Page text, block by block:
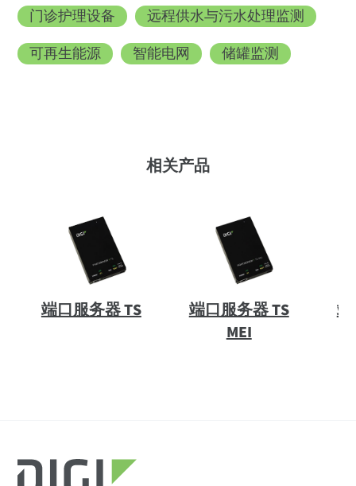
门诊护理设备
远程供水与污水处理监测
可再生能源
智能电网 储罐监测
相关产品
端口服务器 TS
端口服务器 TS
MEI
端
机型
规格
技术简介